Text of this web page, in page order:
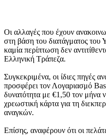
Οι αλλαγές που έχουν
στη βάση του διατάγματος
καμία περίπτωση δεν
Ελληνική Τράπεζα.
Συγκεκριμένα, οι ίδιες πηγές
προσφέρει τον Λογαριασμό
δυνατότητα με €1,50 τον μήνα
χρεωστική κάρτα για τη
αναγκών.
Επίσης, αναφέρουν ότι οι